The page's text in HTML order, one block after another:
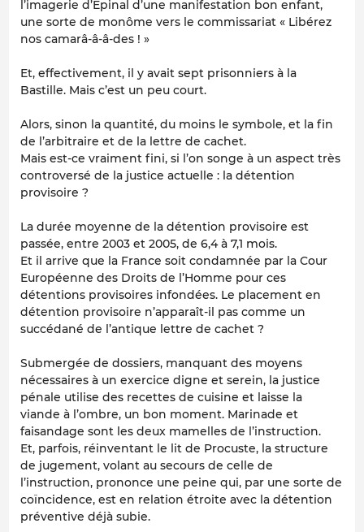
l’imagerie d’Epinal d’une manifestation bon enfant,
une sorte de monôme vers le commissariat « Libérez
nos camarâ-â-â-des ! »
Et, effectivement, il y avait sept prisonniers à la
Bastille. Mais c’est un peu court.
Alors, sinon la quantité, du moins le symbole, et la fin
de l’arbitraire et de la lettre de cachet.
Mais est-ce vraiment fini, si l’on songe à un aspect très
controversé de la justice actuelle : la détention
provisoire ?
La durée moyenne de la détention provisoire est
passée, entre 2003 et 2005, de 6,4 à 7,1 mois.
Et il arrive que la France soit condamnée par la Cour
Européenne des Droits de l’Homme pour ces
détentions provisoires infondées. Le placement en
détention provisoire n’apparaît-il pas comme un
succédané de l’antique lettre de cachet ?
Submergée de dossiers, manquant des moyens
nécessaires à un exercice digne et serein, la justice
pénale utilise des recettes de cuisine et laisse la
viande à l’ombre, un bon moment. Marinade et
faisandage sont les deux mamelles de l’instruction.
Et, parfois, réinventant le lit de Procuste, la structure
de jugement, volant au secours de celle de
l’instruction, prononce une peine qui, par une sorte de
coïncidence, est en relation étroite avec la détention
préventive déjà subie.